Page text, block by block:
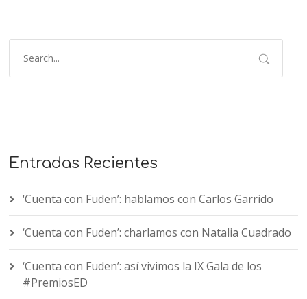
Entradas Recientes
‘Cuenta con Fuden’: hablamos con Carlos Garrido
‘Cuenta con Fuden’: charlamos con Natalia Cuadrado
‘Cuenta con Fuden’: así vivimos la IX Gala de los
#PremiosED